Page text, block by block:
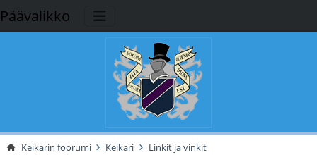
Päävalikko
Keikarin foorumi Keikari
Linkit ja vinkit